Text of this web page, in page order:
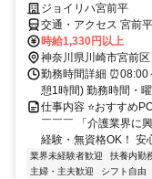
ジョイリハ宮前平
交通・アクセス 宮前
時給1,330円以上
神奈川県川崎市宮前区
勤務時間詳細
憩1時間) 勤務時間・
仕事内容 ⭐おすすめ
￣￣￣ 「介護業界に
経験・無資格OK！ 安
業界未経験者歓迎 扶養内勤
主婦・主夫歓迎
シフト自由